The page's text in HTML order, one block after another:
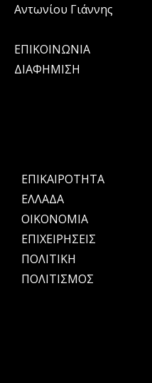
Αντωνίου Γιάννης
ΕΠΙΚΟΙΝΩΝΙΑ
ΔΙΑΦΗΜΙΣΗ
ΕΠΙΚΑΙΡΟΤΗΤΑ
ΕΛΛΑΔΑ
OIKONOMIA
ΕΠΙΧΕΙΡΗΣΕΙΣ
ΠΟΛΙΤΙΚΗ
ΠΟΛΙΤΙΣΜΟΣ